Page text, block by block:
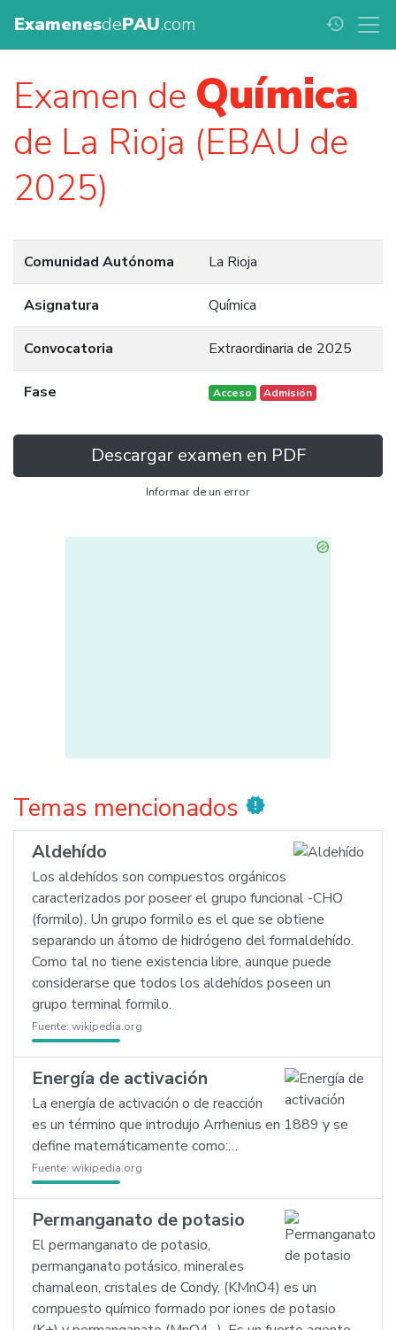
ExamenesdePAU.com history
Examen de Química
de La Rioja (EBAU de
2025)
Comunidad Autónoma La Rioja
Asignatura Química
Convocatoria Extraordinaria de 2025
Fase Acceso Admisión
Descargar examen en PDF
Informar de un error
Temas mencionados new_releases
Aldehído
Los aldehídos son compuestos orgánicos
caracterizados por poseer el grupo funcional -CHO
(formilo). Un grupo formilo es el que se obtiene
separando un átomo de hidrógeno del formaldehído.
Como tal no tiene existencia libre, aunque puede
considerarse que todos los aldehídos poseen un
grupo terminal formilo.
Fuente: wikipedia.org
Energía de activación
La energía de activación o de reacción
es un término que introdujo Arrhenius en 1889 y se
define matemáticamente como:…
Fuente: wikipedia.org
Permanganato de potasio
El permanganato de potasio,
permanganato potásico, minerales
chamaleon, cristales de Condy, (KMnO4) es un
compuesto químico formado por iones de potasio